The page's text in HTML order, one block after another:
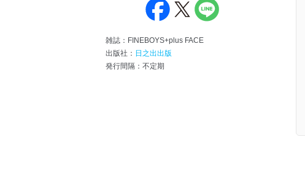
雑誌：FINEBOYS+plus FACE
出版社： 日之出出版
発行間隔：不定期